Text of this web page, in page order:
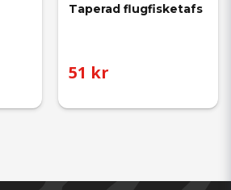
Taperad flugfisketafs
51 kr